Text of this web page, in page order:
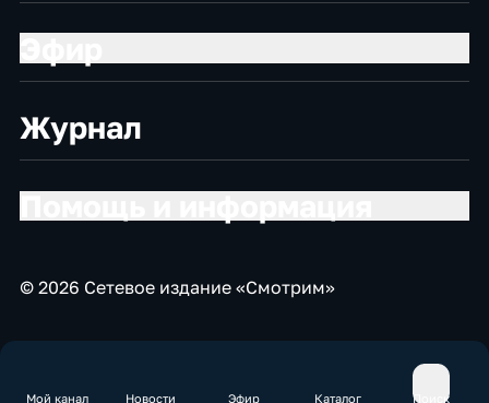
Мой канал Новости Эфир Каталог Поиск
Журнал
© 2026 Сетевое издание «Смотрим»